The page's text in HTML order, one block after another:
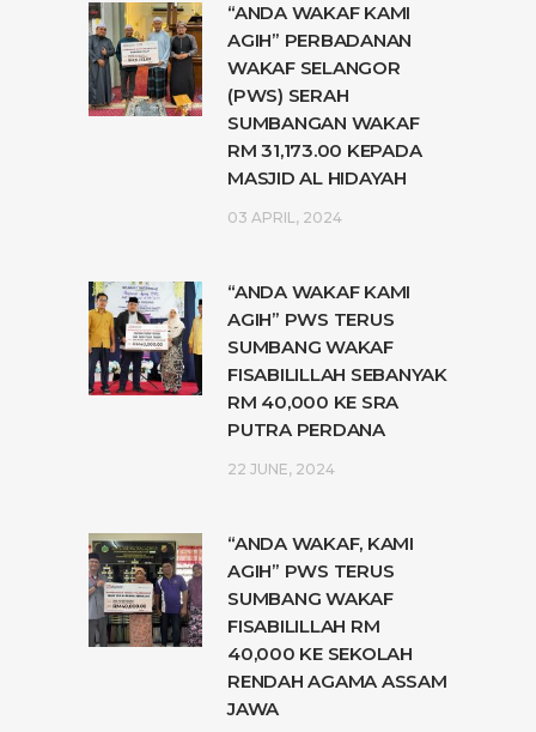
“ANDA WAKAF KAMI
AGIH” PERBADANAN
WAKAF SELANGOR
(PWS) SERAH
SUMBANGAN WAKAF
RM 31,173.00 KEPADA
MASJID AL HIDAYAH
03 APRIL, 2024
“ANDA WAKAF KAMI
AGIH” PWS TERUS
SUMBANG WAKAF
FISABILILLAH SEBANYAK
RM 40,000 KE SRA
PUTRA PERDANA
22 JUNE, 2024
“ANDA WAKAF, KAMI
AGIH” PWS TERUS
SUMBANG WAKAF
FISABILILLAH RM
40,000 KE SEKOLAH
RENDAH AGAMA ASSAM
JAWA